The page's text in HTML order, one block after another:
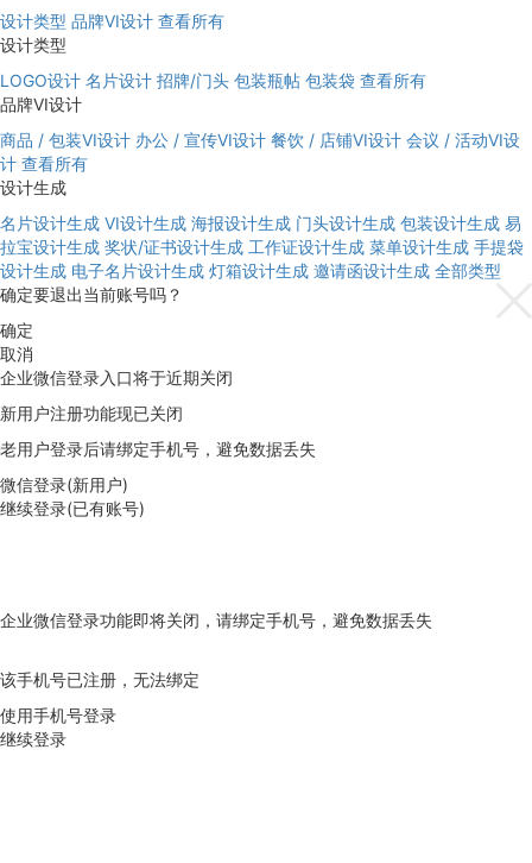
设计类型 品牌VI设计 查看所有
设计类型
LOGO设计 名片设计 招牌/门头 包装瓶帖 包装袋 查看所有
品牌VI设计
商品 / 包装VI设计 办公 / 宣传VI设计 餐饮 / 店铺VI设计 会议 / 活动VI设
计 查看所有
设计生成
名片设计生成 VI设计生成 海报设计生成 门头设计生成 包装设计生成 易
拉宝设计生成 奖状/证书设计生成 工作证设计生成 菜单设计生成 手提袋
设计生成 电子名片设计生成 灯箱设计生成 邀请函设计生成 全部类型
确定要退出当前账号吗？
确定
取消
企业微信登录入口将于近期关闭
新用户注册功能现已关闭
老用户登录后请绑定手机号，避免数据丢失
微信登录(新用户)
继续登录(已有账号)
企业微信登录功能即将关闭，请绑定手机号，避免数据丢失
该手机号已注册，无法绑定
使用手机号登录
继续登录